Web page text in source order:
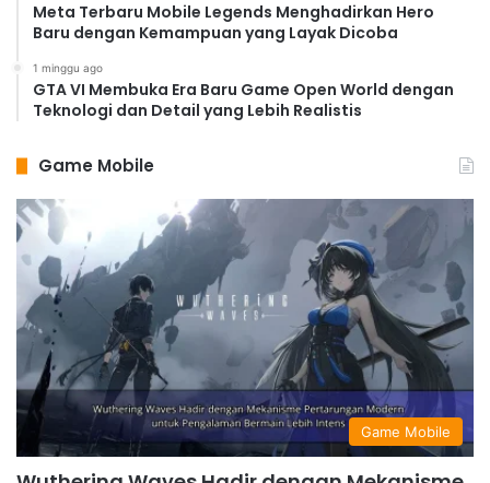
Meta Terbaru Mobile Legends Menghadirkan Hero
Baru dengan Kemampuan yang Layak Dicoba
1 minggu ago
GTA VI Membuka Era Baru Game Open World dengan
Teknologi dan Detail yang Lebih Realistis
Game Mobile
Game Mobile